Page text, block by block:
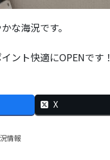
な海況です。
ント快適にOPENです！
X
情報